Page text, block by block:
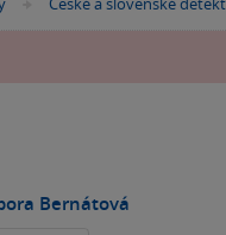
»
Bernátová